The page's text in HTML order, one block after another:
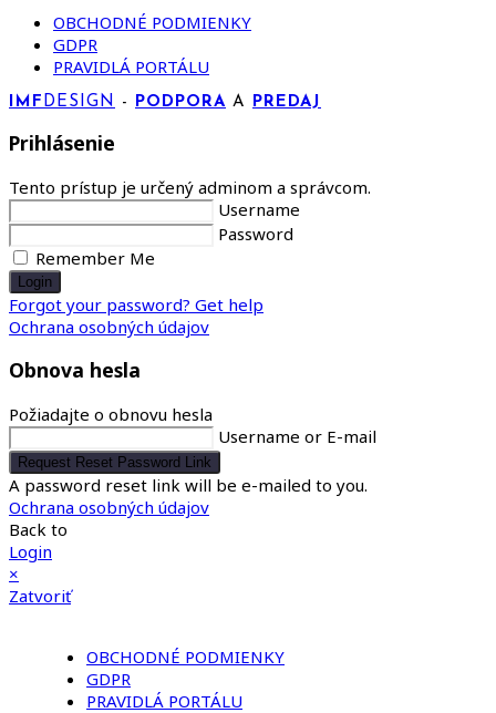
OBCHODNÉ PODMIENKY
GDPR
PRAVIDLÁ PORTÁLU
IMF DESIGN - PODPORA A PREDAJ
Prihlásenie
Tento prístup je určený adminom a správcom.
Username
Password
Remember Me
Login
Forgot your password? Get help
Ochrana osobných údajov
Obnova hesla
Požiadajte o obnovu hesla
Username or E-mail
Request Reset Password Link
A password reset link will be e-mailed to you.
Ochrana osobných údajov
Back to
Login
×
Zatvoriť
OBCHODNÉ PODMIENKY
GDPR
PRAVIDLÁ PORTÁLU